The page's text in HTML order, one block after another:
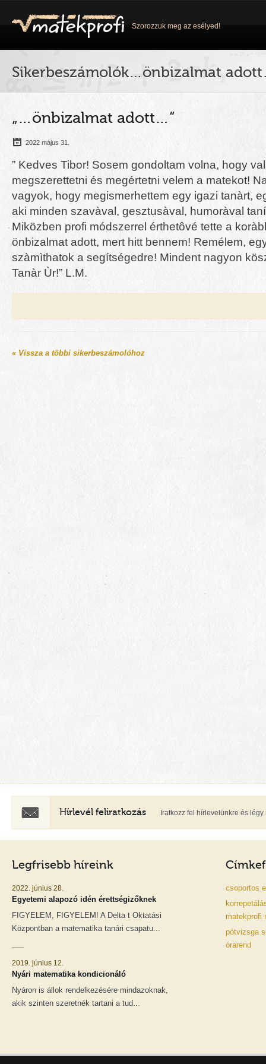
Szorozzuk meg az esélyed!
Sikerbeszámolók…önbizalmat
„…önbizalmat adott…“
2022 május 31.
” Kedves Tibor! Sosem gondoltam volna, hogy
megszerettetni és megértetni velem a matekot!
vagyok, hogy megismerhettem egy igazi tanàrt,
aki minden szavàval, gesztusàval, humoràval
Miközben profi módszerrel érthetôvé tette a
önbizalmat adott, mert hitt bennem! Remélem,
szàmìthatok a segítségedre! Mindent nagyon
Tanàr Ùr!” L.M.
« Vissza a többi sikerbeszámolóhoz
Hírlevél feliratkozás Iratkozz fel hírlevelünkre és
Legfrisebb híreink
2022. június 28.
Egyetemi alapozó idén érettségizőknek
FIGYELEM, FIGYELEM! A Delta t Oktatási
Központban a matematika tanári csapatu...
2019. június 12.
Nyári matematika kondicionáló
Nyáron is állok rendelkezésére mindazoknak,
akik szinten szeretnék tartani a tud...
csoportos
matekprofi
pótvizsga
órarend